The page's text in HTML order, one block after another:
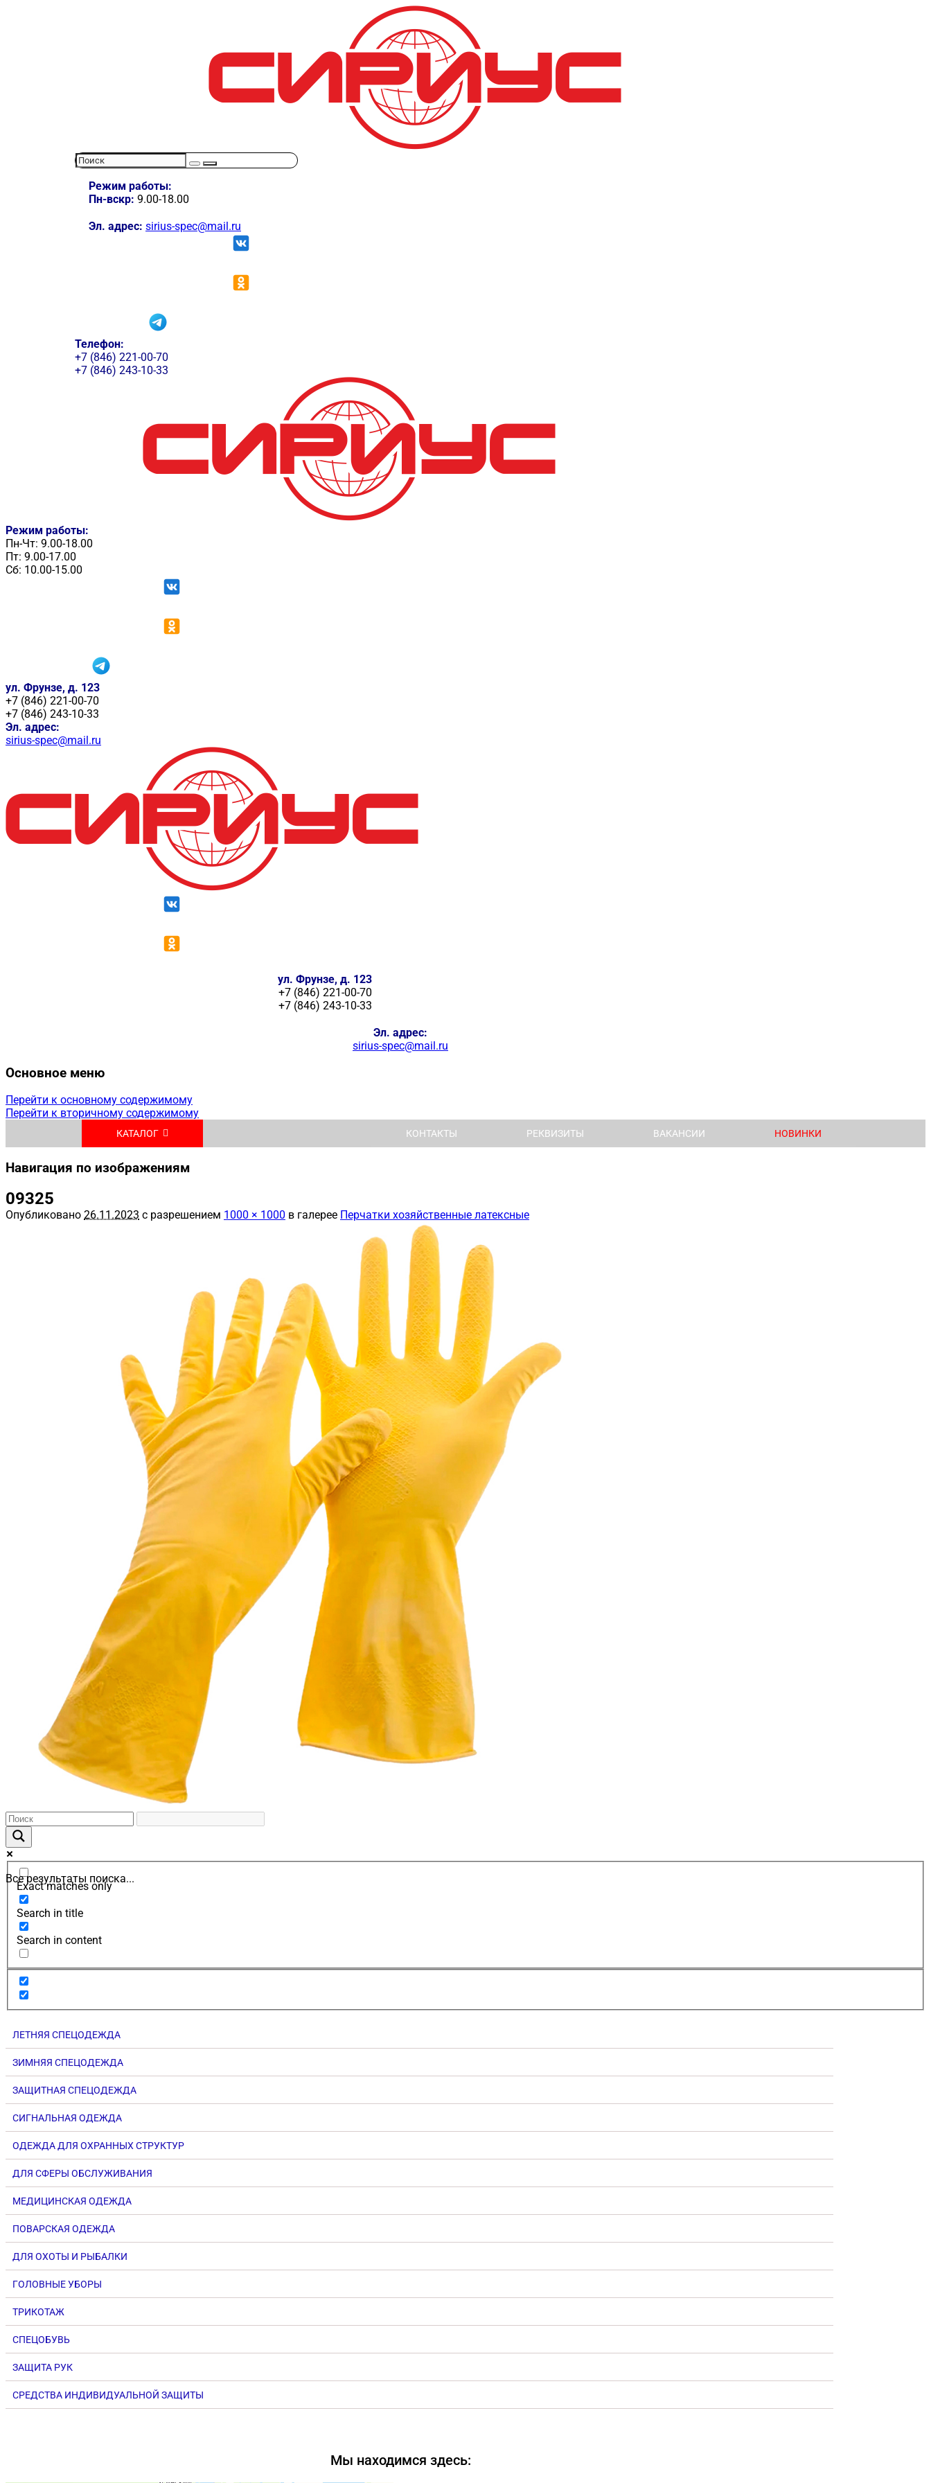
Режим работы:
Пн-вскр: 9.00-18.00
Эл. адрес: sirius-spec@mail.ru
Телефон:
+7 (846) 221-00-70
+7 (846) 243-10-33
Режим работы:
Пн-Чт: 9.00-18.00
Пт: 9.00-17.00
Сб: 10.00-15.00
ул. Фрунзе, д. 123
+7 (846) 221-00-70
+7 (846) 243-10-33
Эл. адрес:
sirius-spec@mail.ru
ул. Фрунзе, д. 123
+7 (846) 221-00-70
+7 (846) 243-10-33
Эл. адрес:
sirius-spec@mail.ru
Основное меню
Перейти к основному содержимому
Перейти к вторичному содержимому
КАТАЛОГ КОНТАКТЫ РЕКВИЗИТЫ ВАКАНСИИ НОВИНКИ
Навигация по изображениям
09325
Опубликовано 26.11.2023 с разрешением 1000 × 1000 в галерее Перчатки хозяйственные латексные
Все результаты поиска...
Exact matches only
Search in title
Search in content
ЛЕТНЯЯ СПЕЦОДЕЖДА
ЗИМНЯЯ СПЕЦОДЕЖДА
ЗАЩИТНАЯ СПЕЦОДЕЖДА
СИГНАЛЬНАЯ ОДЕЖДА
ОДЕЖДА ДЛЯ ОХРАННЫХ СТРУКТУР
ДЛЯ СФЕРЫ ОБСЛУЖИВАНИЯ
МЕДИЦИНСКАЯ ОДЕЖДА
ПОВАРСКАЯ ОДЕЖДА
ДЛЯ ОХОТЫ И РЫБАЛКИ
ГОЛОВНЫЕ УБОРЫ
ТРИКОТАЖ
СПЕЦОБУВЬ
ЗАЩИТА РУК
СРЕДСТВА ИНДИВИДУАЛЬНОЙ ЗАЩИТЫ
Мы находимся здесь: